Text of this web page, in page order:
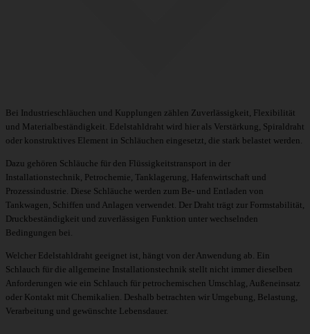
Bei Industrieschläuchen und Kupplungen zählen Zuverlässigkeit, Flexibilität
und Materialbeständigkeit. Edelstahldraht wird hier als Verstärkung, Spiraldraht
oder konstruktives Element in Schläuchen eingesetzt, die stark belastet werden.
Dazu gehören Schläuche für den Flüssigkeitstransport in der
Installationstechnik, Petrochemie, Tanklagerung, Hafenwirtschaft und
Prozessindustrie. Diese Schläuche werden zum Be- und Entladen von
Tankwagen, Schiffen und Anlagen verwendet. Der Draht trägt zur Formstabilität,
Druckbeständigkeit und zuverlässigen Funktion unter wechselnden
Bedingungen bei.
Welcher Edelstahldraht geeignet ist, hängt von der Anwendung ab. Ein
Schlauch für die allgemeine Installationstechnik stellt nicht immer dieselben
Anforderungen wie ein Schlauch für petrochemischen Umschlag, Außeneinsatz
oder Kontakt mit Chemikalien. Deshalb betrachten wir Umgebung, Belastung,
Verarbeitung und gewünschte Lebensdauer.